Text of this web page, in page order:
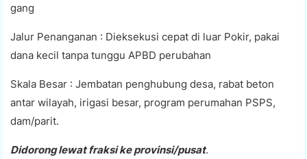
gang
Jalur Penanganan : Dieksekusi cepat di luar Pokir, pakai
dana kecil tanpa tunggu APBD perubahan
Skala Besar : Jembatan penghubung desa, rabat beton
antar wilayah, irigasi besar, program perumahan PSPS,
dam/parit.
Didorong lewat fraksi ke provinsi/pusat.